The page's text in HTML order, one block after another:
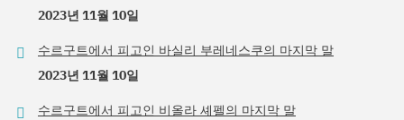
2023년 11월 10일
수르구트에서 피고인 바실리 부레네스쿠의 마지막 말
2023년 11월 10일
수르구트에서 피고인 비올라 셰펠의 마지막 말